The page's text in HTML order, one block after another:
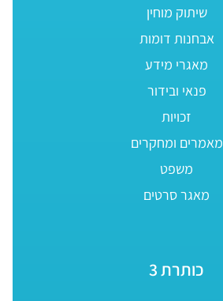
שיתוק מוחין
אבחנות דומות
מאגרי מידע
פנאי ובידור
זכויות
מאמרים ומחקרים
משפט
מאגר סרטים
כותרת 3